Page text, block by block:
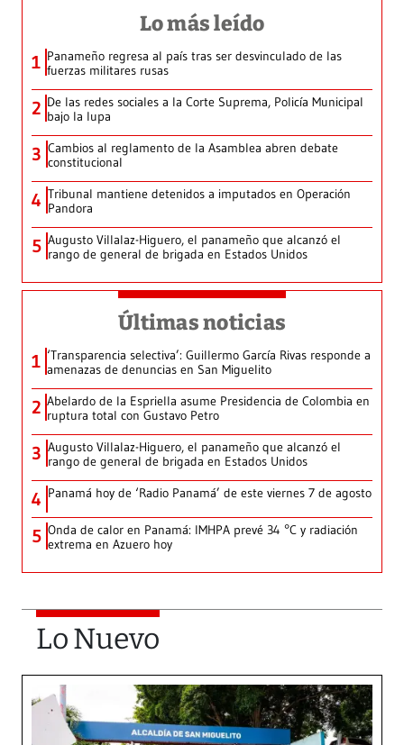
Lo más leído
1 Panameño regresa al país tras ser desvinculado de las
fuerzas militares rusas
2 De las redes sociales a la Corte Suprema, Policía Municipal
bajo la lupa
3 Cambios al reglamento de la Asamblea abren debate
constitucional
4 Tribunal mantiene detenidos a imputados en Operación
Pandora
5 Augusto Villalaz-Higuero, el panameño que alcanzó el
rango de general de brigada en Estados Unidos
Últimas noticias
1 ‘Transparencia selectiva’: Guillermo García Rivas responde a
amenazas de denuncias en San Miguelito
2 Abelardo de la Espriella asume Presidencia de Colombia en
ruptura total con Gustavo Petro
3 Augusto Villalaz-Higuero, el panameño que alcanzó el
rango de general de brigada en Estados Unidos
4 Panamá hoy de ‘Radio Panamá’ de este viernes 7 de agosto
5 Onda de calor en Panamá: IMHPA prevé 34 °C y radiación
extrema en Azuero hoy
Lo Nuevo